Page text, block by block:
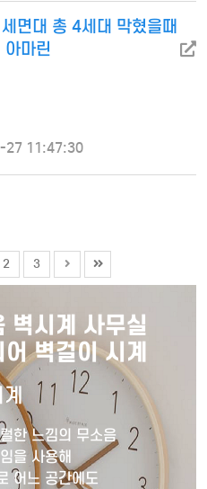
면대 총 4세대 막혔을때
아마린
27 11:47:30
2 3
벽시계 사무실
벽걸이 시계
한 느낌의 무소음
을 사용해
어느 공간에도